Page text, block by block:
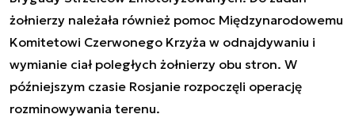
żołnierzy należała również pomoc Międzynarodowemu
Komitetowi Czerwonego Krzyża w odnajdywaniu i
wymianie ciał poległych żołnierzy obu stron. W
późniejszym czasie Rosjanie rozpoczęli operację
rozminowywania terenu.